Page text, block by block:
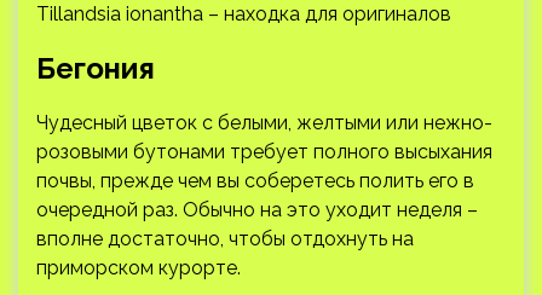
Tillandsia ionantha – находка для оригиналов
Бегония
Чудесный цветок с белыми, желтыми или нежно-
розовыми бутонами требует полного высыхания
почвы, прежде чем вы соберетесь полить его в
очередной раз. Обычно на это уходит неделя –
вполне достаточно, чтобы отдохнуть на
приморском курорте.